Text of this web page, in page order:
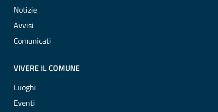
Notizie
Avvisi
Comunicati
VIVERE IL COMUNE
Luoghi
Eventi